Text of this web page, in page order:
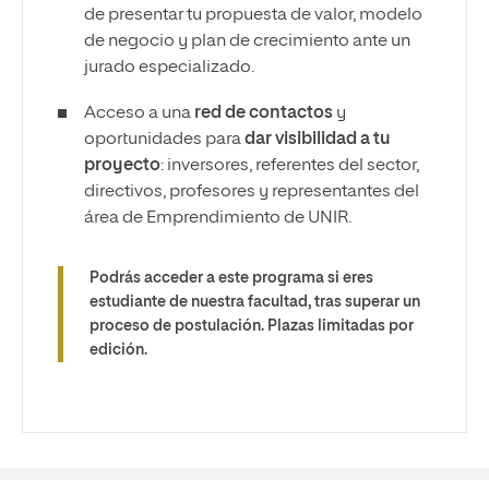
de presentar tu propuesta de valor, modelo
de negocio y plan de crecimiento ante un
jurado especializado.
Acceso a una red de contactos y
oportunidades paradar visibilidad a tu
proyecto: inversores, referentes del sector,
directivos, profesores y representantes del
área de Emprendimiento de UNIR.
Podrás acceder a este programa si eres
estudiante de nuestra facultad, tras superar un
proceso de postulación. Plazas limitadas por
edición.